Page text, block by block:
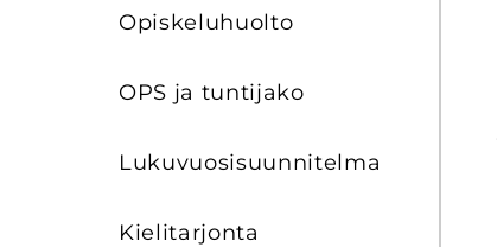
Opis­ke­lu­huol­to
OPS ja tun­ti­ja­ko
Lu­ku­vuo­si­suun­ni­tel­ma
Kie­li­tar­jon­ta